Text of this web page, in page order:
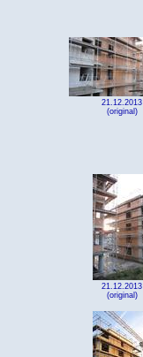
21.12.2013
(original)
21.12.2013
(original)